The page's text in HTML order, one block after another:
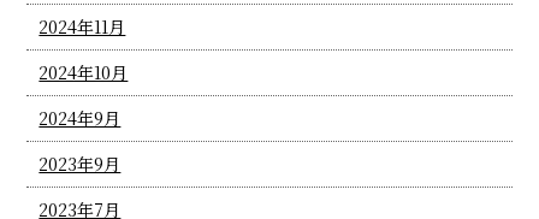
2024年11月
2024年10月
2024年9月
2023年9月
2023年7月